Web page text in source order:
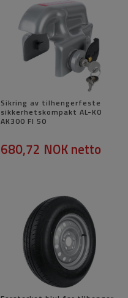
Sikring av tilhengerfeste
sikkerhetskompakt AL-KO
AK300 FI 50
680,72 NOKnetto